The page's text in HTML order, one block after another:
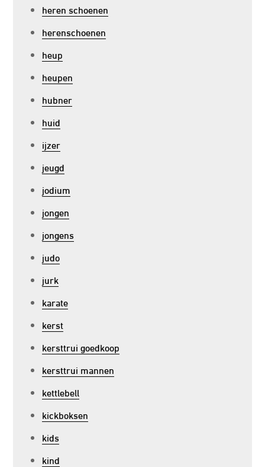
heren schoenen
herenschoenen
heup
heupen
hubner
huid
ijzer
jeugd
jodium
jongen
jongens
judo
jurk
karate
kerst
kersttrui goedkoop
kersttrui mannen
kettlebell
kickboksen
kids
kind